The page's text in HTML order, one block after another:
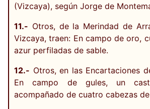
(Vizcaya), según Jorge de
11.- Otros, de la Merindad de
Vizcaya, traen: En campo de oro,
azur perfiladas de sable.
12.- Otros, en las Encartaciones
En campo de gules, un
acompañado de cuatro cabezas